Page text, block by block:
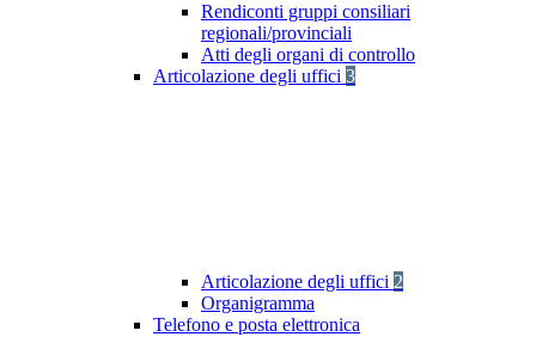
Rendiconti gruppi consiliari
regionali/provinciali
Atti degli organi di controllo
Articolazione degli uffici 3
Articolazione degli uffici 2
Organigramma
Telefono e posta elettronica